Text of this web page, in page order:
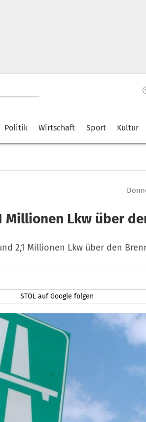
Politik Wirtschaft Sport Kultur
Millionen Lkw über
2,1 Millionen Lkw über den
STOL auf Google folgen